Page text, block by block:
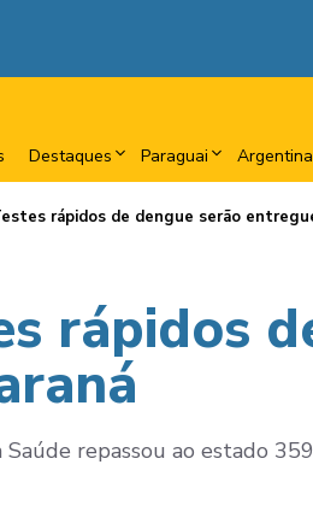
Destaques Paraguai Argentina
rápidos de dengue serão
rápidos
repassou ao estado